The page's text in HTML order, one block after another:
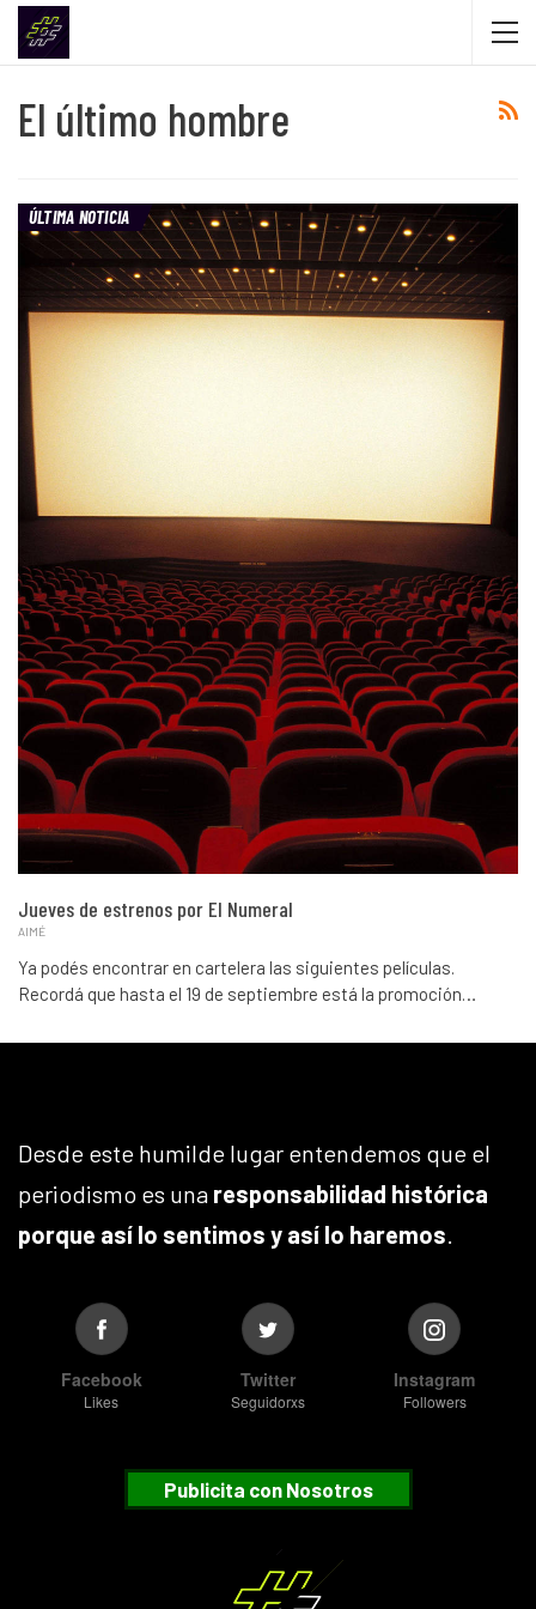
El último hombre
ÚLTIMA NOTICIA
Jueves de estrenos por El Numeral
AIMÉ
Ya podés encontrar en cartelera las siguientes películas.
Recordá que hasta el 19 de septiembre está la promoción…
Desde este humilde lugar entendemos que el
periodismo es una responsabilidad histórica
porque así lo sentimos y así lo haremos.
Facebook
Likes
Twitter
Seguidorxs
Instagram
Followers
Publicita con Nosotros